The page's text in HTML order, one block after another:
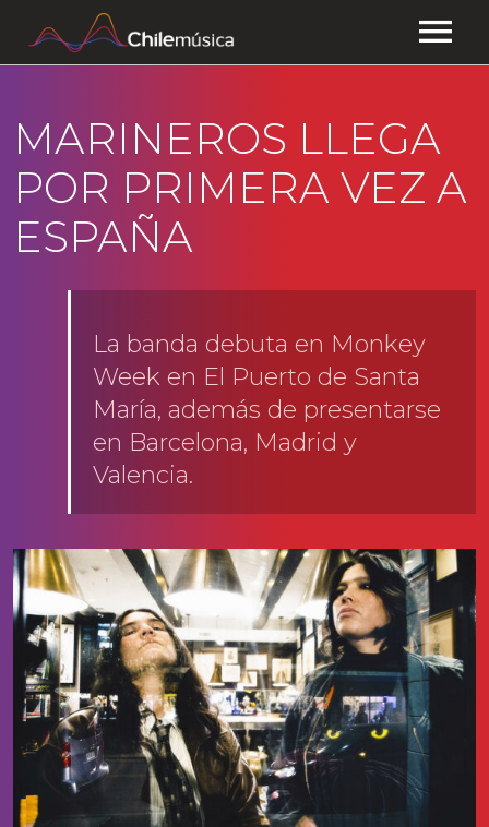
NOTICIAS
EFEMÉRIDES
FAQ
TRANSPARENCIA
MARINEROS LLEGA
POR PRIMERA VEZ A
ESPAÑA
La banda debuta en Monkey
Week en El Puerto de Santa
María, además de presentarse
en Barcelona, Madrid y
Valencia.